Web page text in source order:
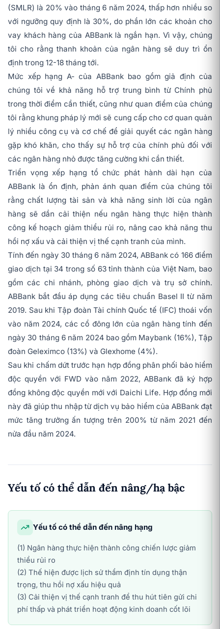
(SMLR) là 20% vào tháng 6 năm 2024, thấp hơn nhiều so
với ngưỡng quy định là 30%, do phần lớn các khoản cho
vay khách hàng của ABBank là ngắn hạn. Vì vậy, chúng
tôi cho rằng thanh khoản của ngân hàng sẽ duy trì ổn
định trong 12-18 tháng tới.
Mức xếp hạng A- của ABBank bao gồm giả định của
chúng tôi về khả năng hỗ trợ trung bình từ Chính phủ
trong thời điểm cần thiết, cũng như quan điểm của chúng
tôi rằng khung pháp lý mới sẽ cung cấp cho cơ quan quản
lý nhiều công cụ và cơ chế để giải quyết các ngân hàng
gặp khó khăn, cho thấy sự hỗ trợ của chính phủ đối với
các ngân hàng nhỏ được tăng cường khi cần thiết.
Triển vọng xếp hạng tổ chức phát hành dài hạn của
ABBank là ổn định, phản ánh quan điểm của chúng tôi
rằng chất lượng tài sản và khả năng sinh lời của ngân
hàng sẽ dần cải thiện nếu ngân hàng thực hiện thành
công kế hoạch giảm thiểu rủi ro, nâng cao khả năng thu
hồi nợ xấu và cải thiện vị thế cạnh tranh của mình.
Tính đến ngày 30 tháng 6 năm 2024, ABBank có 166 điểm
giao dịch tại 34 trong số 63 tỉnh thành của Việt Nam, bao
gồm các chi nhánh, phòng giao dịch và trụ sở chính.
ABBank bắt đầu áp dụng các tiêu chuẩn Basel II từ năm
2019. Sau khi Tập đoàn Tài chính Quốc tế (IFC) thoái vốn
vào năm 2024, các cổ đông lớn của ngân hàng tính đến
ngày 30 tháng 6 năm 2024 bao gồm Maybank (16%), Tập
đoàn Geleximco (13%) và Glexhome (4%).
Sau khi chấm dứt trước hạn hợp đồng phân phối bảo hiểm
độc quyền với FWD vào năm 2022, ABBank đã ký hợp
đồng không độc quyền mới với Daichi Life. Hợp đồng mới
này đã giúp thu nhập từ dịch vụ bảo hiểm của ABBank đạt
mức tăng trưởng ấn tượng trên 200% từ năm 2021 đến
nửa đầu năm 2024.
Yếu tố có thể dẫn đến nâng/hạ bậc
Yếu tố có thể dẫn đến nâng hạng
(1) Ngân hàng thực hiện thành công chiến lược giảm
thiểu rủi ro
(2) Thế hiện được lịch sử thẩm định tín dụng thận
trọng, thu hồi nợ xấu hiệu quả
(3) Cải thiện vị thế cạnh tranh để thu hút tiên gửi chi
phí thấp và phát triển hoạt động kinh doanh cốt lõi